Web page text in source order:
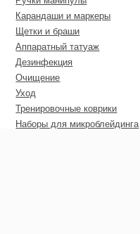
Карандаши и маркеры
Щетки и браши
Аппаратный татуаж
Дезинфекция
Очищение
Уход
Тренировочные коврики
Наборы для микроблейдинга